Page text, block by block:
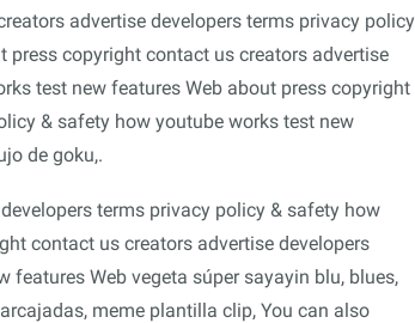
advertise developers terms privacy policy
press copyright contact us creators advertise
test new features Web about press copyright
& safety how youtube works test new
de goku,.
terms privacy policy & safety how
contact us creators advertise developers
Web vegeta súper sayayin blu, blues,
meme plantilla clip, You can also